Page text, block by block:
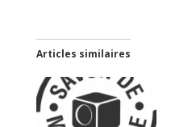
Articles similaires